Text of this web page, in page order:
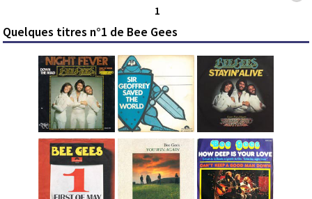
1
Quelques titres n°1 de Bee Gees